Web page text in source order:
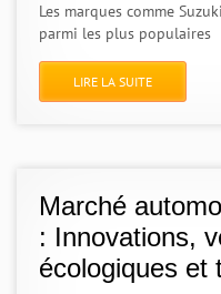
Les marques comme
parmi les plus populaires
LIRE LA SUITE
Marché
: Innovations,
écologiques et